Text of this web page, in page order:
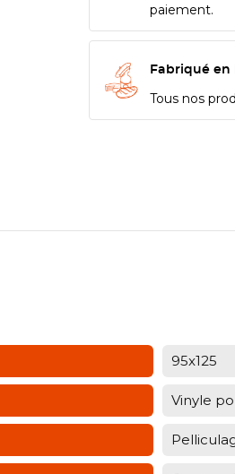
paiement.
Fabriqué en
Tous nos
95x125
Vinyle